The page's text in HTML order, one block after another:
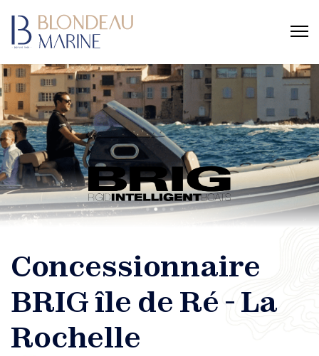
Concessionnaire
BRIG île de Ré - La
Rochelle